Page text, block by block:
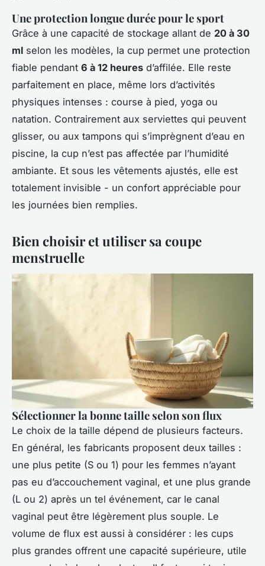
Une protection longue durée pour le sport
Grâce à une capacité de stockage allant de 20 à 30
ml selon les modèles, la cup permet une protection
fiable pendant 6 à 12 heures d’affilée. Elle reste
parfaitement en place, même lors d’activités
physiques intenses : course à pied, yoga ou
natation. Contrairement aux serviettes qui peuvent
glisser, ou aux tampons qui s’imprègnent d’eau en
piscine, la cup n’est pas affectée par l’humidité
ambiante. Et sous les vêtements ajustés, elle est
totalement invisible - un confort appréciable pour
les journées bien remplies.
Bien choisir et utiliser sa coupe
menstruelle
Sélectionner la bonne taille selon son flux
Le choix de la taille dépend de plusieurs facteurs.
En général, les fabricants proposent deux tailles :
une plus petite (S ou 1) pour les femmes n’ayant
pas eu d’accouchement vaginal, et une plus grande
(L ou 2) après un tel événement, car le canal
vaginal peut être légèrement plus souple. Le
volume de flux est aussi à considérer : les cups
plus grandes offrent une capacité supérieure, utile